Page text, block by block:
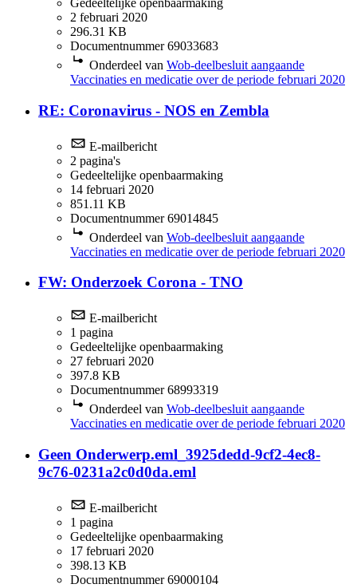
Gedeeltelijke openbaarmaking
2 februari 2020
296.31 KB
Documentnummer 69033683
Onderdeel van Wob-deelbesluit aangaande
Vaccinaties en medicatie over de periode februari 2020
RE: Coronavirus - NOS en Zembla
E-mailbericht
2 pagina's
Gedeeltelijke openbaarmaking
14 februari 2020
851.11 KB
Documentnummer 69014845
Onderdeel van Wob-deelbesluit aangaande
Vaccinaties en medicatie over de periode februari 2020
FW: Onderzoek Corona - TNO
E-mailbericht
1 pagina
Gedeeltelijke openbaarmaking
27 februari 2020
397.8 KB
Documentnummer 68993319
Onderdeel van Wob-deelbesluit aangaande
Vaccinaties en medicatie over de periode februari 2020
Geen Onderwerp.eml_3925dedd-9cf2-4ec8-
9c76-0231a2c0d0da.eml
E-mailbericht
1 pagina
Gedeeltelijke openbaarmaking
17 februari 2020
398.13 KB
Documentnummer 69000104